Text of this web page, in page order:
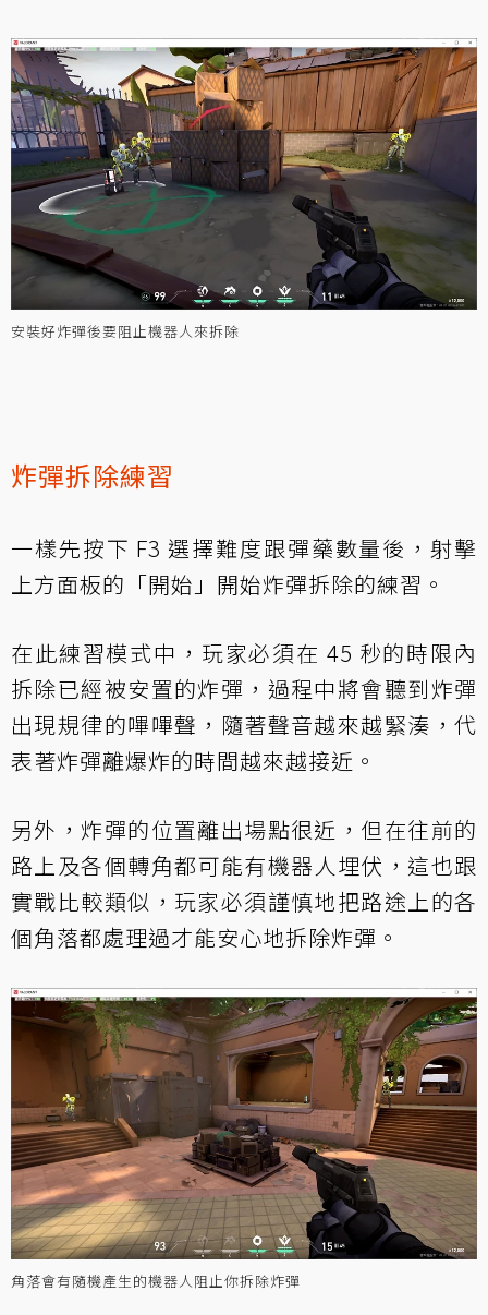
安裝好炸彈後要阻止機器人來拆除
炸彈拆除練習
一樣先按下 F3 選擇難度跟彈藥數量後，射擊
上方面板的「開始」開始炸彈拆除的練習。
在此練習模式中，玩家必須在 45 秒的時限內
拆除已經被安置的炸彈，過程中將會聽到炸彈
出現規律的嗶嗶聲，隨著聲音越來越緊湊，代
表著炸彈離爆炸的時間越來越接近。
另外，炸彈的位置離出場點很近，但在往前的
路上及各個轉角都可能有機器人埋伏，這也跟
實戰比較類似，玩家必須謹慎地把路途上的各
個角落都處理過才能安心地拆除炸彈。
角落會有隨機產生的機器人阻止你拆除炸彈